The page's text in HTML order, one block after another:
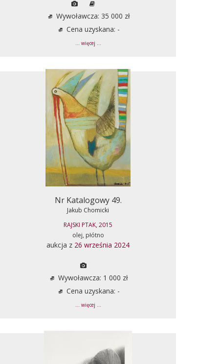
Wywoławcza: 35 000 zł
Cena uzyskana: -
... więcej ...
Nr Katalogowy 49.
Jakub Chomicki
RAJSKI PTAK, 2015
olej, płótno
aukcja z 26 września 2024
Wywoławcza: 1 000 zł
Cena uzyskana: -
... więcej ...